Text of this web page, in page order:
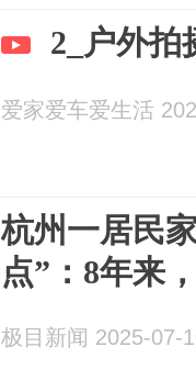
2_户外拍
爱家爱车爱生活
杭州一居民
点”：8年来
极目新闻 2025-07-